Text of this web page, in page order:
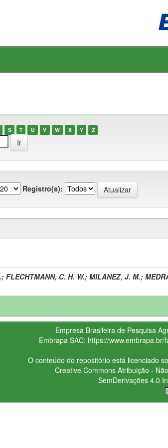
S T U V W X Y Z
Registro(s):
; FLECHTMANN, C. H. W.; MILANEZ, J. M.;
Empresa Brasileira de Pesquisa
Embrapa SAC: https://www.embrapa.br/
O conteúdo do repositório está licenciado
Creative CommonsAtribuição -
SemDerivações 4.0